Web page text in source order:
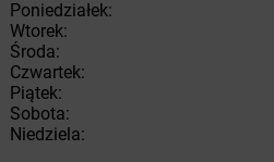
Poniedziałek:
Wtorek:
Środa:
Czwartek:
Piątek:
Sobota:
Niedziela: